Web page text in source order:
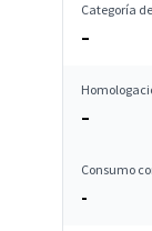
Categoría
–
–
Consumo
-